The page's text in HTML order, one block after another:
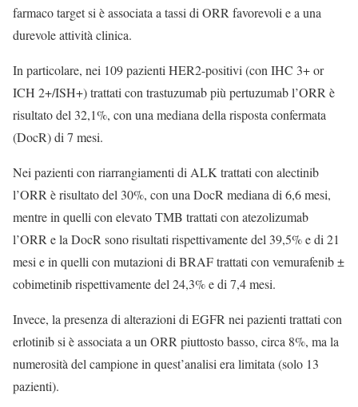
farmaco target si è associata a tassi di ORR favorevoli e a una
durevole attività clinica.
In particolare, nei 109 pazienti HER2-positivi (con IHC 3+ or
ICH 2+/ISH+) trattati con trastuzumab più pertuzumab l’ORR è
risultato del 32,1%, con una mediana della risposta confermata
(DocR) di 7 mesi.
Nei pazienti con riarrangiamenti di ALK trattati con alectinib
l’ORR è risultato del 30%, con una DocR mediana di 6,6 mesi,
mentre in quelli con elevato TMB trattati con atezolizumab
l’ORR e la DocR sono risultati rispettivamente del 39,5% e di 21
mesi e in quelli con mutazioni di BRAF trattati con vemurafenib ±
cobimetinib rispettivamente del 24,3% e di 7,4 mesi.
Invece, la presenza di alterazioni di EGFR nei pazienti trattati con
erlotinib si è associata a un ORR piuttosto basso, circa 8%, ma la
numerosità del campione in quest’analisi era limitata (solo 13
pazienti).